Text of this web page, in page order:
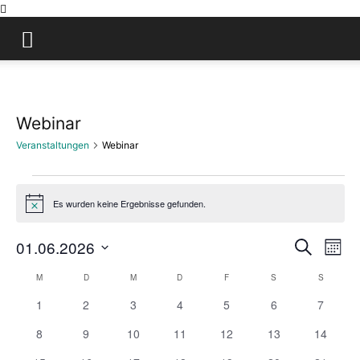
Webinar
Veranstaltungen Webinar
Veranstaltungen
HinweisEs wurden keine Ergebnisse gefunden.
Suche
und
Suche
Monat
01.06.2026
wählen.
Kalender
von
Veranstaltungen
MMONTAG DDIENSTAG MMITTWOCHD DONNERSTAG
F S S
01
0
2
0
3
0
4
0
5
0
6
0
7
0
8
0
9
010
011
012
013
014